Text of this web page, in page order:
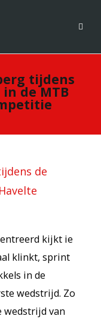
tijdens
de MTB
kijkt ie
klinkt, sprint
in de
wedstrijd. Zo
wedstrijd van